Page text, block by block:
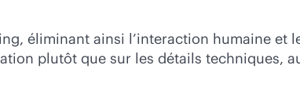
éliminant ainsi l’interaction humaine et
plutôt que sur les détails techniques,